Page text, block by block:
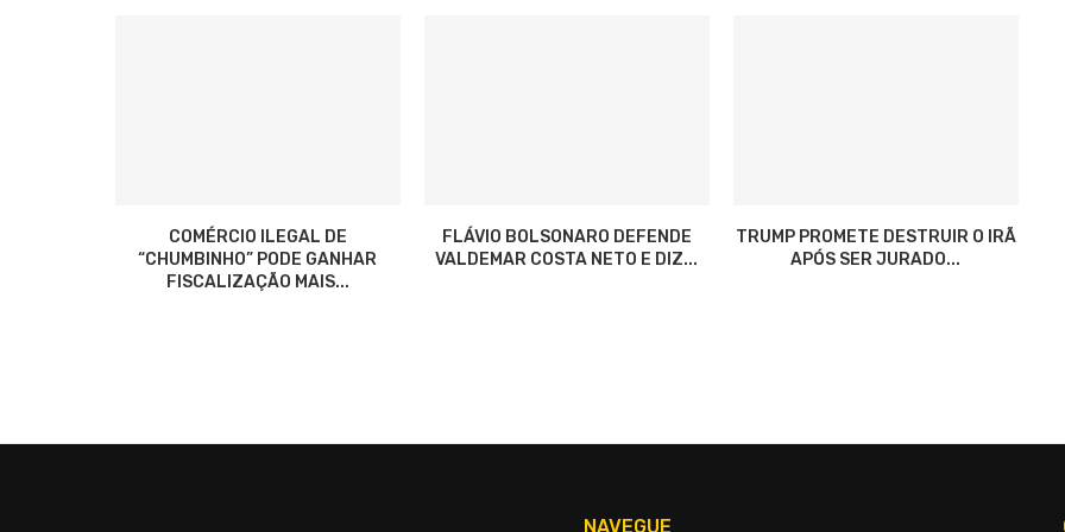
COMÉRCIO ILEGAL DE
“CHUMBINHO” PODE GANHAR
FISCALIZAÇÃO MAIS...
FLÁVIO BOLSONARO DEFENDE
VALDEMAR COSTA NETO E DIZ...
TRUMP PROMETE DESTRUIR O IRÃ
APÓS SER JURADO...
NAVEGUE